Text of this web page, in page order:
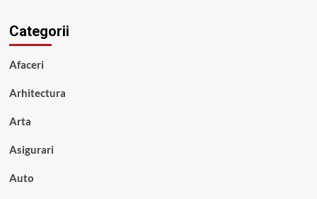
Categorii
Afaceri
Arhitectura
Arta
Asigurari
Auto